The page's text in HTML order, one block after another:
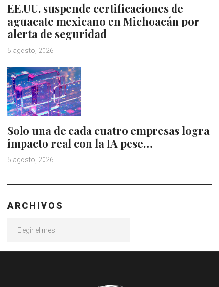
EE.UU. suspende certificaciones de
aguacate mexicano en Michoacán por
alerta de seguridad
5 agosto, 2026
Solo una de cada cuatro empresas logra
impacto real con la IA pese…
5 agosto, 2026
ARCHIVOS